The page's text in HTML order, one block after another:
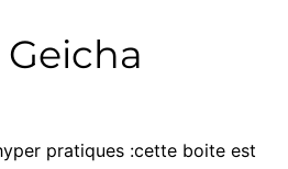
pratiques :cette boite est